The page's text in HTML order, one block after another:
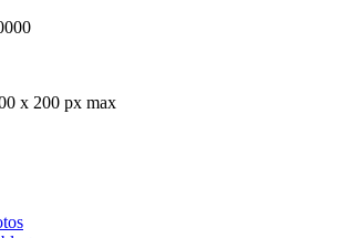
x 200 px max